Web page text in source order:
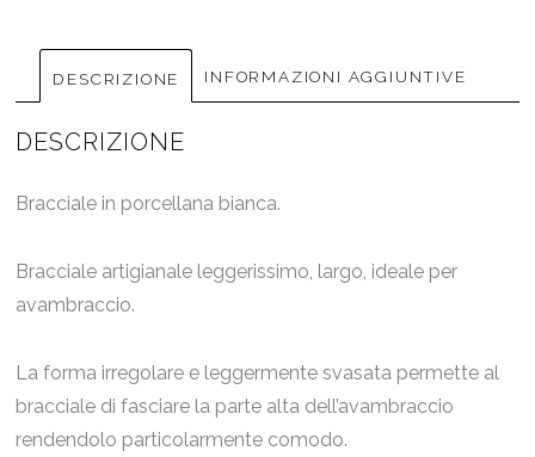
DESCRIZIONE INFORMAZIONI AGGIUNTIVE
DESCRIZIONE
Bracciale in porcellana bianca.
Bracciale artigianale leggerissimo, largo, ideale per
avambraccio.
La forma irregolare e leggermente svasata permette al
bracciale di fasciare la parte alta dell’avambraccio
rendendolo particolarmente comodo.